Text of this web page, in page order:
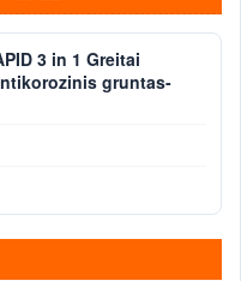
3 in 1 Greitai
gruntas-